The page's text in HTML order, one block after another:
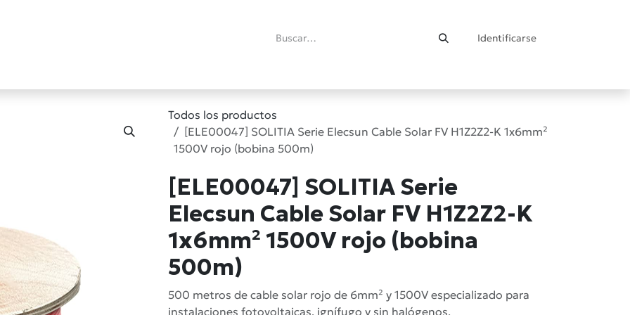
Identificarse
Todos los productos
[ELE00047] SOLITIA Serie Elecsun Cable Solar FV H1Z2Z2-K 1x6mm²
1500V rojo (bobina 500m)
[ELE00047] SOLITIA Serie
Elecsun Cable Solar FV H1Z2Z2-K
1x6mm² 1500V rojo (bobina
500m)
500 metros de cable solar rojo de 6mm² y 1500V especializado para
instalaciones fotovoltaicas, ignífugo y sin halógenos.